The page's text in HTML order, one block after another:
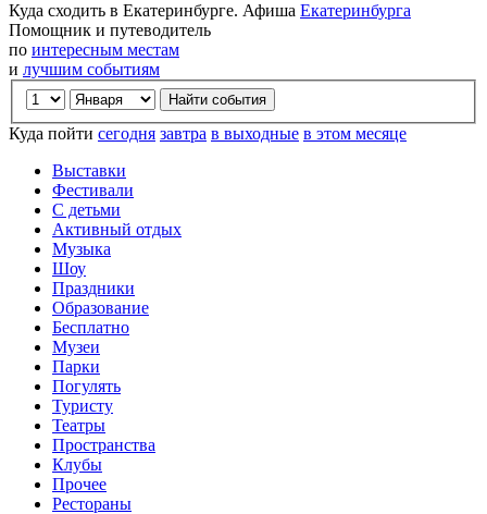
Куда сходить в Екатеринбурге. Афиша Екатеринбурга
Помощник и путеводитель
по интересным местам
и лучшим событиям
Куда пойти сегодня завтра в выходные в этом месяце
Выставки
Фестивали
С детьми
Активный отдых
Музыка
Шоу
Праздники
Образование
Бесплатно
Музеи
Парки
Погулять
Туристу
Театры
Пространства
Клубы
Прочее
Рестораны